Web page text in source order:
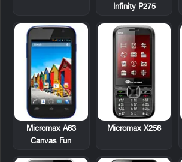
Infinity P275
Micromax X256
Micromax A63
Canvas Fun